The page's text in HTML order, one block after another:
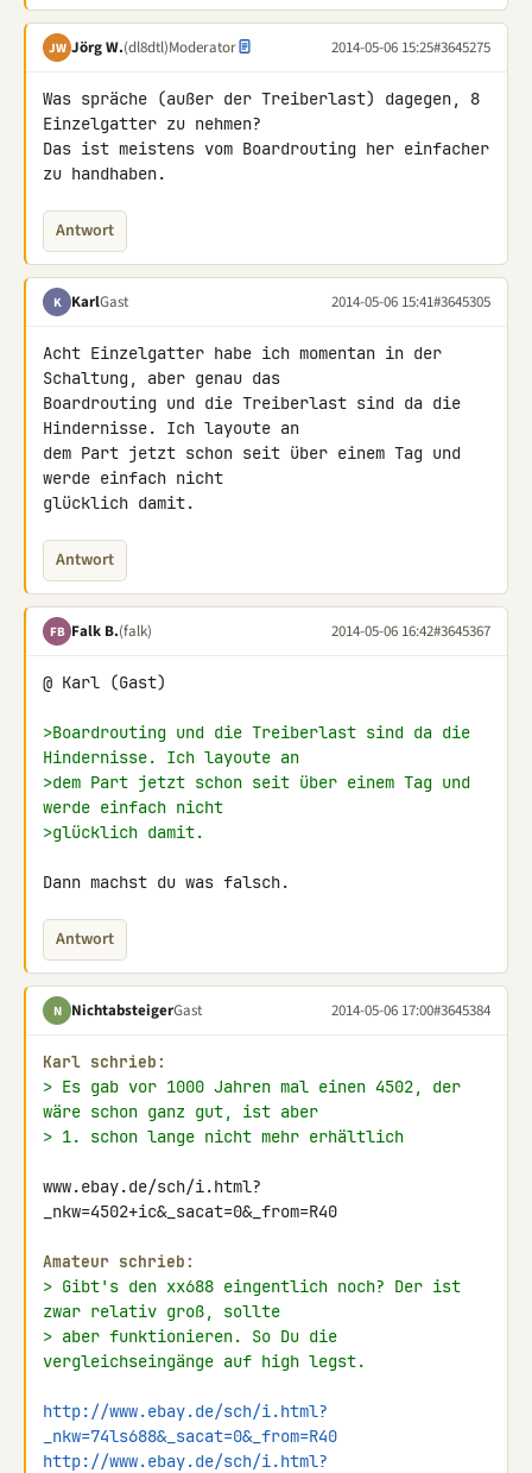
JW Jörg W.(dl8dtl)Moderator 2014-05-06 15:25#3645275
Was spräche (außer der Treiberlast) dagegen, 8
Einzelgatter zu nehmen?
Das ist meistens vom Boardrouting her einfacher
zu handhaben.
Antwort
K KarlGast 2014-05-06 15:41#3645305
Acht Einzelgatter habe ich momentan in der
Schaltung, aber genau das
Boardrouting und die Treiberlast sind da die
Hindernisse. Ich layoute an
dem Part jetzt schon seit über einem Tag und
werde einfach nicht
glücklich damit.
Antwort
FB Falk B.(falk) 2014-05-06 16:42#3645367
@ Karl (Gast)
>Boardrouting und die Treiberlast sind da die
Hindernisse. Ich layoute an
>dem Part jetzt schon seit über einem Tag und
werde einfach nicht
>glücklich damit.
Dann machst du was falsch.
Antwort
N NichtabsteigerGast 2014-05-06 17:00#3645384
Karl schrieb:
> Es gab vor 1000 Jahren mal einen 4502, der
wäre schon ganz gut, ist aber
> 1. schon lange nicht mehr erhältlich
www.ebay.de/sch/i.html?
_nkw=4502+ic&_sacat=0&_from=R40
Amateur schrieb:
> Gibt's den xx688 eingentlich noch? Der ist
zwar relativ groß, sollte
> aber funktionieren. So Du die
vergleichseingänge auf high legst.
http://www.ebay.de/sch/i.html?
_nkw=74ls688&_sacat=0&_from=R40
http://www.ebay.de/sch/i.html?